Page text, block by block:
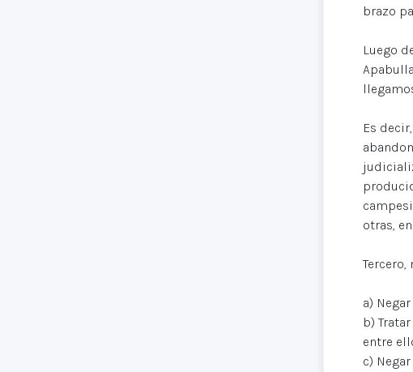
brazo
Luego
Es
otras,
a)
b)
entre
c)